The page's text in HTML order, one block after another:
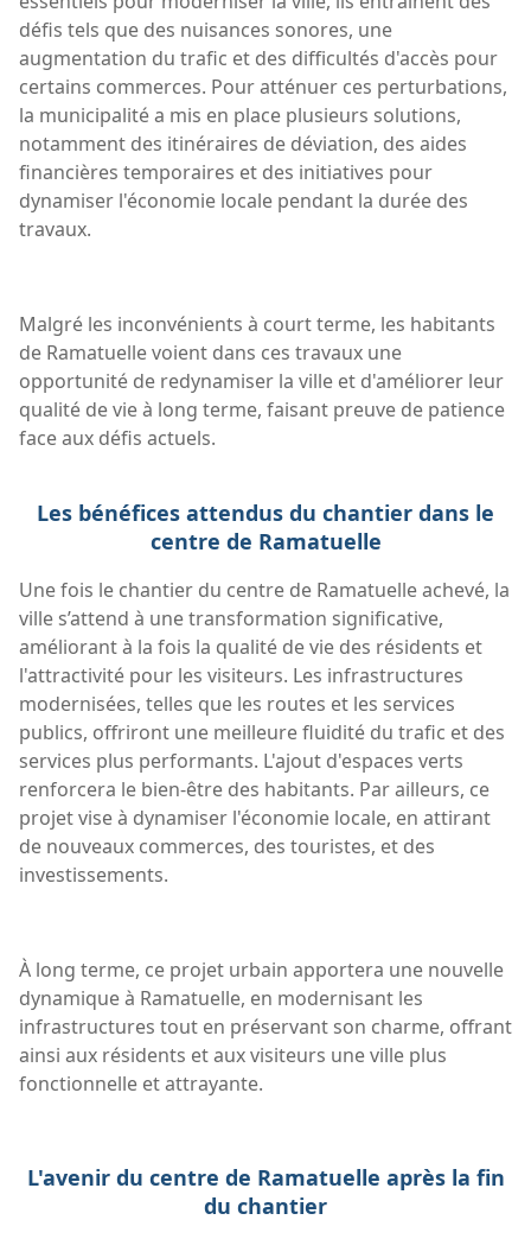
défis tels que des nuisances sonores, une
augmentation du trafic et des difficultés d'accès pour
certains commerces. Pour atténuer ces perturbations,
la municipalité a mis en place plusieurs solutions,
notamment des itinéraires de déviation, des aides
financières temporaires et des initiatives pour
dynamiser l'économie locale pendant la durée des
travaux.
Malgré les inconvénients à court terme, les habitants
de Ramatuelle voient dans ces travaux une
opportunité de redynamiser la ville et d'améliorer leur
qualité de vie à long terme, faisant preuve de patience
face aux défis actuels.
Les bénéfices attendus du chantier dans le
centre de Ramatuelle
Une fois le chantier du centre de Ramatuelle achevé, la
ville s’attend à une transformation significative,
améliorant à la fois la qualité de vie des résidents et
l'attractivité pour les visiteurs. Les infrastructures
modernisées, telles que les routes et les services
publics, offriront une meilleure fluidité du trafic et des
services plus performants. L'ajout d'espaces verts
renforcera le bien-être des habitants. Par ailleurs, ce
projet vise à dynamiser l'économie locale, en attirant
de nouveaux commerces, des touristes, et des
investissements.
À long terme, ce projet urbain apportera une nouvelle
dynamique à Ramatuelle, en modernisant les
infrastructures tout en préservant son charme, offrant
ainsi aux résidents et aux visiteurs une ville plus
fonctionnelle et attrayante.
L'avenir du centre de Ramatuelle après la fin
du chantier